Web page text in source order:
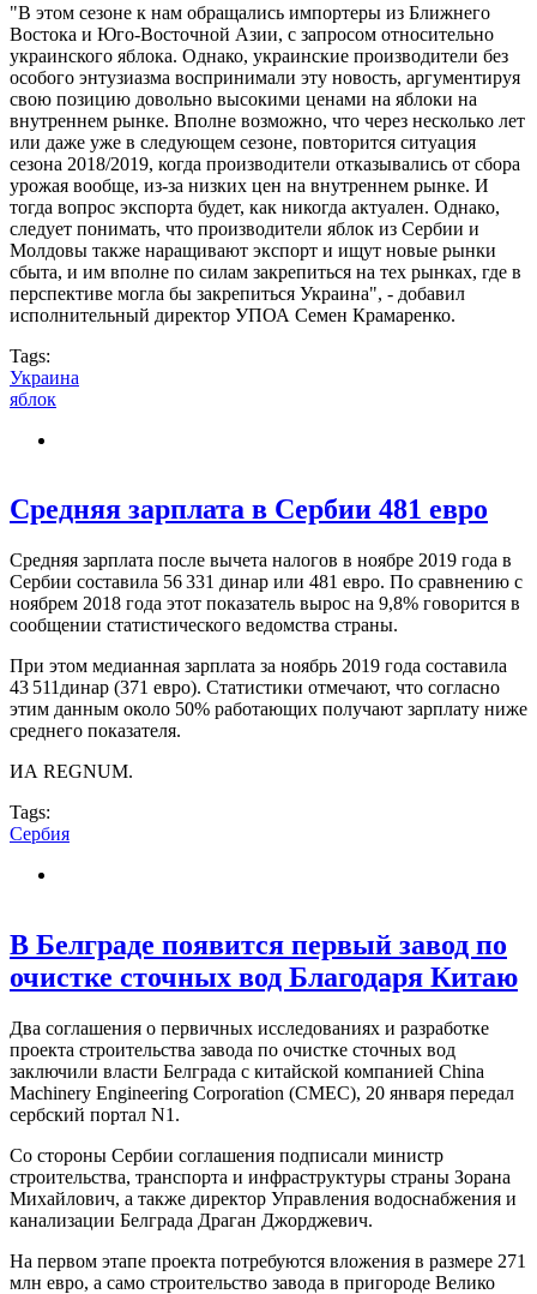
"В этом сезоне к нам обращались импортеры из Ближнего
Востока и Юго-Восточной Азии, с запросом относительно
украинского яблока. Однако, украинские производители без
особого энтузиазма воспринимали эту новость, аргументируя
свою позицию довольно высокими ценами на яблоки на
внутреннем рынке. Вполне возможно, что через несколько лет
или даже уже в следующем сезоне, повторится ситуация
сезона 2018/2019, когда производители отказывались от сбора
урожая вообще, из-за низких цен на внутреннем рынке. И
тогда вопрос экспорта будет, как никогда актуален. Однако,
следует понимать, что производители яблок из Сербии и
Молдовы также наращивают экспорт и ищут новые рынки
сбыта, и им вполне по силам закрепиться на тех рынках, где в
перспективе могла бы закрепиться Украина", - добавил
исполнительный директор УПОА Семен Крамаренко.
Tags:
Украина
яблок
Средняя зарплата в Сербии 481 евро
Средняя зарплата после вычета налогов в ноябре 2019 года в
Сербии составила 56 331 динар или 481 евро. По сравнению с
ноябрем 2018 года этот показатель вырос на 9,8% говорится в
сообщении статистического ведомства страны.
При этом медианная зарплата за ноябрь 2019 года составила
43 511динар (371 евро). Статистики отмечают, что согласно
этим данным около 50% работающих получают зарплату ниже
среднего показателя.
ИА REGNUM.
Tags:
Сербия
В Белграде появится первый завод по
очистке сточных вод Благодаря Китаю
Два соглашения о первичных исследованиях и разработке
проекта строительства завода по очистке сточных вод
заключили власти Белграда с китайской компанией China
Machinery Engineering Corporation (CMEC), 20 января передал
сербский портал N1.
Со стороны Сербии соглашения подписали министр
строительства, транспорта и инфраструктуры страны Зорана
Михайлович, а также директор Управления водоснабжения и
канализации Белграда Драган Джорджевич.
На первом этапе проекта потребуются вложения в размере 271
млн евро, а само строительство завода в пригороде Велико